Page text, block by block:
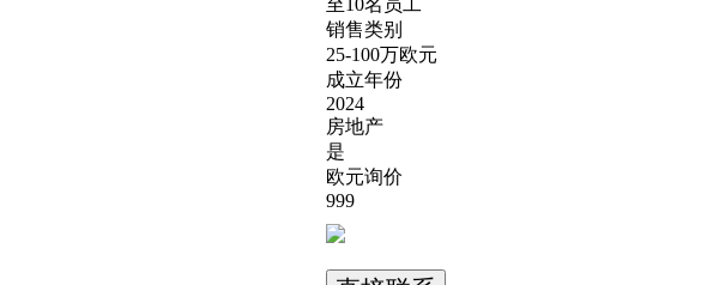
至10名员工
销售类别
25-100万欧元
成立年份
2024
房地产
是
欧元询价
999